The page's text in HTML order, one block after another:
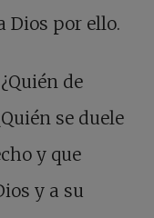
Dios por ello.
de
se duele
y que
y a su